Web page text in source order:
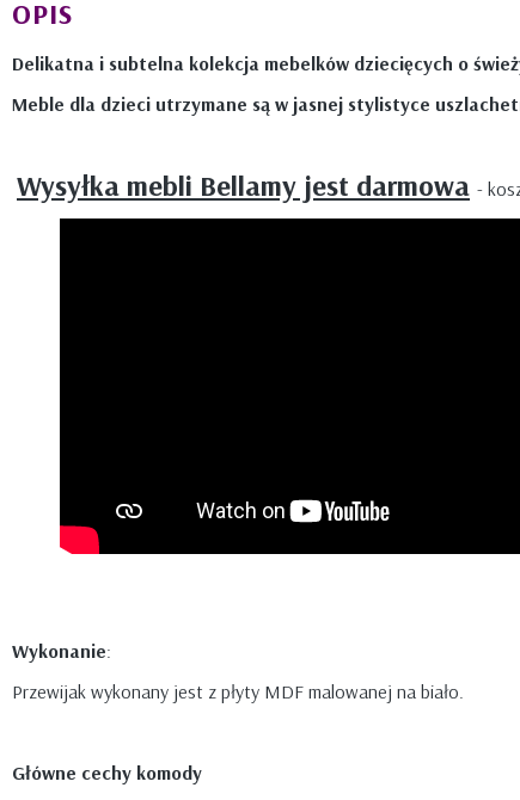
OPIS
Delikatna i subtelna kolekcja mebelków dziecięcych o
Meble dla dzieci utrzymane są w jasnej stylistyce
Wysyłka mebli Bellamy jest darmowa -
Wykonanie:
Przewijak wykonany jest z płyty MDF malowanej na biało.
Główne cechy komody